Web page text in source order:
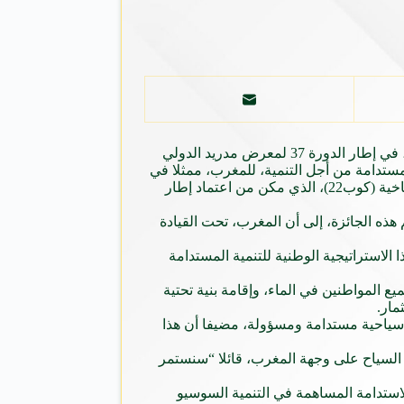
توج المغرب بجائزة الالتزام من أجل السياحة المستدامة، التي تمنحها المجلة الإسبانية المتخصصة في السياحة الريفية والمغامرة (إير ليبر)، في إطار الدورة 37 لمعرض مدريد الدولي
التي تندرج في إطار إعلان الأمم المتحدة ل2017 سنة دولية للسياحة المستدامة من أجل التنمية، للمغرب، ممثلا في
المكتب الوطني المغربي للسياحة، لتنظيمه بنجاح المؤتمر الثاني والعشرين للأطراف في الاتفاقية الإطار للأمم المتحدة حول التغيرات المناخية (كوب22)، الذي مكن من اعتماد إطار
الجائزة، إلى أن المغرب، تحت القيادة
والإقصاء الاجتماعي، وكذا الاستراتيجية الوطنية للتنمية المستدامة
تروم ضمان حق جميع المواطنين في الماء، وإقامة بنية تحتية
مستدامة ومسؤولة، مضيفا أن هذا
على وجهة المغرب، قائلا “سنستمر
المساهمة في التنمية السوسيو